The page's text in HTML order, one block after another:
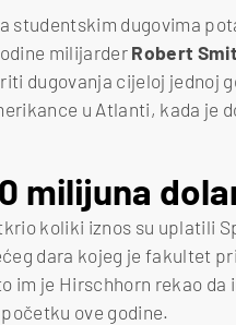
studentskim dugovima
milijarder Robert
dugovanja cijeloj jednoj
u Atlanti, kada je
milijuna
koliki iznos su uplatili
dara kojeg je fakultet
im je Hirschhorn rekao
ove godine.